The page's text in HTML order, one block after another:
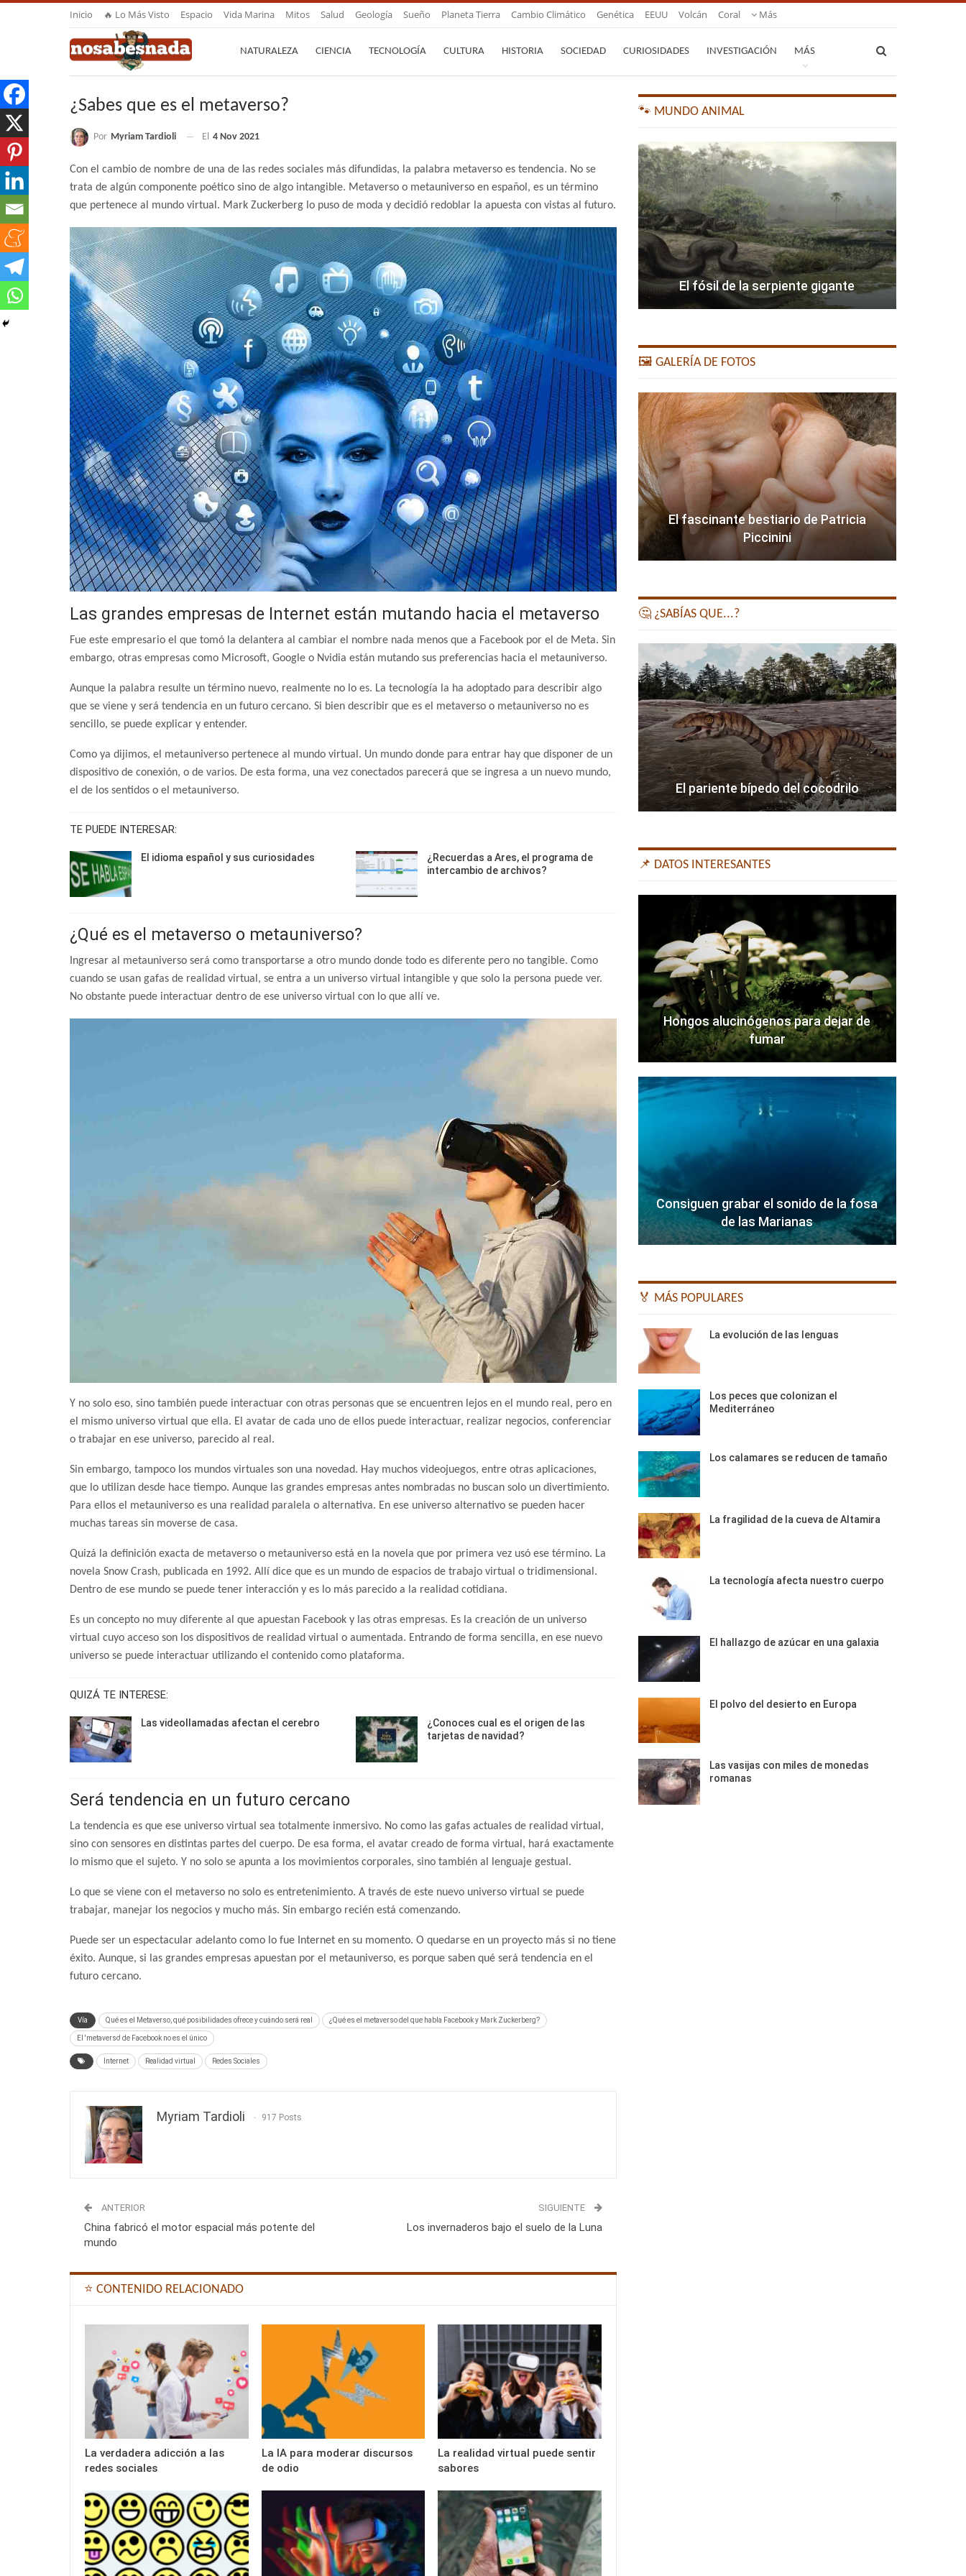
Inicio 🔥 Lo Más Visto Espacio Vida Marina Mitos Salud Geología Sueño Planeta Tierra Cambio Climático Genética EEUU Volcán Coral Más
NATURALEZA CIENCIA TECNOLOGÍA CULTURA HISTORIA SOCIEDAD CURIOSIDADES INVESTIGACIÓN MÁS
¿Sabes que es el metaverso?
Por Myriam Tardioli El 4 Nov 2021
Con el cambio de nombre de una de las redes sociales más difundidas, la palabra metaverso es tendencia. No se
trata de algún componente poético sino de algo intangible. Metaverso o metauniverso en español, es un término
que pertenece al mundo virtual. Mark Zuckerberg lo puso de moda y decidió redoblar la apuesta con vistas al futuro.
Las grandes empresas de Internet están mutando hacia el metaverso
Fue este empresario el que tomó la delantera al cambiar el nombre nada menos que a Facebook por el de Meta. Sin
embargo, otras empresas como Microsoft, Google o Nvidia están mutando sus preferencias hacia el metauniverso.
Aunque la palabra resulte un término nuevo, realmente no lo es. La tecnología la ha adoptado para describir algo
que se viene y será tendencia en un futuro cercano. Si bien describir que es el metaverso o metauniverso no es
sencillo, se puede explicar y entender.
Como ya dijimos, el metauniverso pertenece al mundo virtual. Un mundo donde para entrar hay que disponer de un
dispositivo de conexión, o de varios. De esta forma, una vez conectados parecerá que se ingresa a un nuevo mundo,
el de los sentidos o el metauniverso.
TE PUEDE INTERESAR:
El idioma español y sus curiosidades
¿Recuerdas a Ares, el programa de
intercambio de archivos?
¿Qué es el metaverso o metauniverso?
Ingresar al metauniverso será como transportarse a otro mundo donde todo es diferente pero no tangible. Como
cuando se usan gafas de realidad virtual, se entra a un universo virtual intangible y que solo la persona puede ver.
No obstante puede interactuar dentro de ese universo virtual con lo que allí ve.
Y no solo eso, sino también puede interactuar con otras personas que se encuentren lejos en el mundo real, pero en
el mismo universo virtual que ella. El avatar de cada uno de ellos puede interactuar, realizar negocios, conferenciar
o trabajar en ese universo, parecido al real.
Sin embargo, tampoco los mundos virtuales son una novedad. Hay muchos videojuegos, entre otras aplicaciones,
que lo utilizan desde hace tiempo. Aunque las grandes empresas antes nombradas no buscan solo un divertimiento.
Para ellos el metauniverso es una realidad paralela o alternativa. En ese universo alternativo se pueden hacer
muchas tareas sin moverse de casa.
Quizá la definición exacta de metaverso o metauniverso está en la novela que por primera vez usó ese término. La
novela Snow Crash, publicada en 1992. Allí dice que es un mundo de espacios de trabajo virtual o tridimensional.
Dentro de ese mundo se puede tener interacción y es lo más parecido a la realidad cotidiana.
Es un concepto no muy diferente al que apuestan Facebook y las otras empresas. Es la creación de un universo
virtual cuyo acceso son los dispositivos de realidad virtual o aumentada. Entrando de forma sencilla, en ese nuevo
universo se puede interactuar utilizando el contenido como plataforma.
QUIZÁ TE INTERESE:
Las videollamadas afectan el cerebro
¿Conoces cual es el origen de las
tarjetas de navidad?
Será tendencia en un futuro cercano
La tendencia es que ese universo virtual sea totalmente inmersivo. No como las gafas actuales de realidad virtual,
sino con sensores en distintas partes del cuerpo. De esa forma, el avatar creado de forma virtual, hará exactamente
lo mismo que el sujeto. Y no solo se apunta a los movimientos corporales, sino también al lenguaje gestual.
Lo que se viene con el metaverso no solo es entretenimiento. A través de este nuevo universo virtual se puede
trabajar, manejar los negocios y mucho más. Sin embargo recién está comenzando.
Puede ser un espectacular adelanto como lo fue Internet en su momento. O quedarse en un proyecto más si no tiene
éxito. Aunque, si las grandes empresas apuestan por el metauniverso, es porque saben qué será tendencia en el
futuro cercano.
Vía Qué es el Metaverso, qué posibilidades ofrece y cuándo será real ¿Qué es el metaverso del que habla Facebook y Mark Zuckerberg?
El 'metaverso' de Facebook no es el único
Internet Realidad virtual Redes Sociales
Myriam Tardioli 917 Posts
ANTERIOR
China fabricó el motor espacial más potente del
mundo
SIGUIENTE
Los invernaderos bajo el suelo de la Luna
⭐ CONTENIDO RELACIONADO
La verdadera adicción a las
redes sociales
La IA para moderar discursos
de odio
La realidad virtual puede sentir
sabores
🐾 MUNDO ANIMAL
El fósil de la serpiente gigante
🖼️ GALERÍA DE FOTOS
El fascinante bestiario de Patricia
Piccinini
🤔 ¿SABÍAS QUE...?
El pariente bípedo del cocodrilo
📌 DATOS INTERESANTES
Hongos alucinógenos para dejar de
fumar
Consiguen grabar el sonido de la fosa
de las Marianas
🏅 MÁS POPULARES
La evolución de las lenguas
Los peces que colonizan el
Mediterráneo
Los calamares se reducen de tamaño
La fragilidad de la cueva de Altamira
La tecnología afecta nuestro cuerpo
El hallazgo de azúcar en una galaxia
El polvo del desierto en Europa
Las vasijas con miles de monedas
romanas